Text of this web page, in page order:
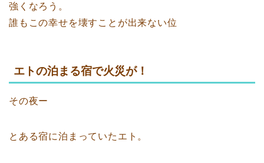
強くなろう。
誰もこの幸せを壊すことが出来ない位
エトの泊まる宿で火災が！
その夜ー
とある宿に泊まっていたエト。